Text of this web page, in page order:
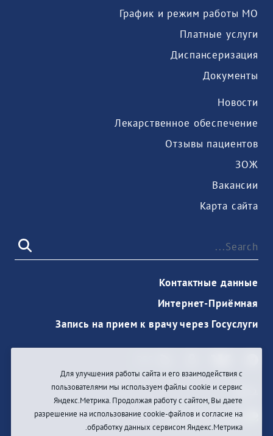
График и режим работы МО
Платные услуги
Диспансеризация
Документы
Новости
Лекарственное обеспечение
Отзывы пациентов
ЗОЖ
Вакансии
Карта сайта
Контактные данные
Интернет-Приёмная
Запись на прием к врачу через Госуслуги
دخول
Для улучшения работы сайта и его взаимодействия с
пользователями мы используем файлы cookie и сервис
Яндекс.Метрика. Продолжая работу с сайтом, Вы даете
разрешение на использование cookie-файлов и согласие на
обработку данных сервисом Яндекс.Метрика.